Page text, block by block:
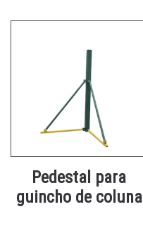
Pedestal para
guincho de coluna